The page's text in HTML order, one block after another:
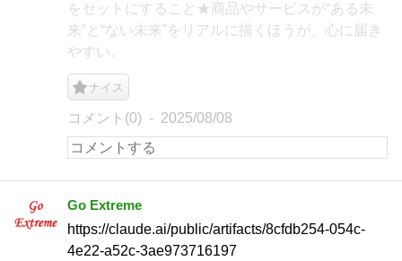
をセットにすること★商品やサービスが“ある未
来”と“ない未来”をリアルに描くほうが、心に届き
やすい。
ナイス
コメント(0) 2025/08/08
Go Extreme
https://claude.ai/public/artifacts/8cfdb254-054c-
4e22-a52c-3ae973716197